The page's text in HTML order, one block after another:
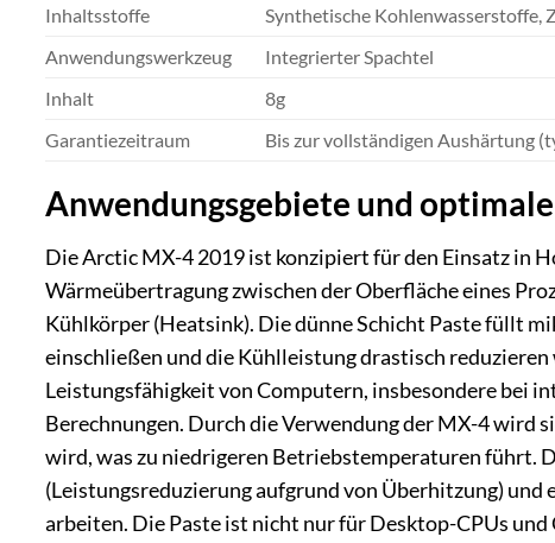
Inhaltsstoffe
Synthetische Kohlenwasserstoffe,
Anwendungswerkzeug
Integrierter Spachtel
Inhalt
8g
Garantiezeitraum
Bis zur vollständigen Aushärtung
Anwendungsgebiete und
Die Arctic MX-4 2019 ist konzipiert für den Einsatz in
Wärmeübertragung zwischen der Oberfläche eines
Kühlkörper (Heatsink). Die dünne Schicht Paste füllt
einschließen und die Kühlleistung drastisch
Leistungsfähigkeit von Computern, insbesondere bei
Berechnungen. Durch die Verwendung der MX-4 wird
wird, was zu niedrigeren Betriebstemperaturen führt.
(Leistungsreduzierung aufgrund von Überhitzung)
arbeiten. Die Paste ist nicht nur für Desktop-CPUs